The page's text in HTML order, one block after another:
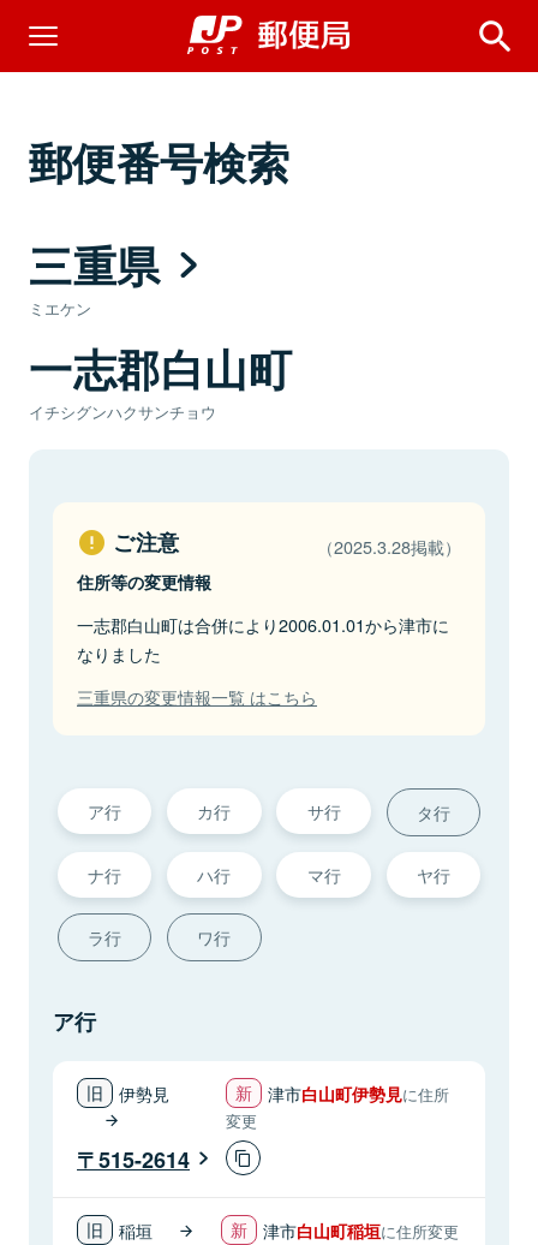
郵便番号検索
三重県
ミエケン
一志郡白山町
イチシグンハクサンチョウ
ご注意 （2025.3.28掲載）
住所等の変更情報
一志郡白山町は合併により2006.01.01から津市に
なりました
三重県の変更情報一覧 はこちら
ア行 カ行 サ行 タ行
ナ行 ハ行 マ行 ヤ行
ラ行 ワ行
ア行
伊勢見 津市白山町伊勢見に住所
変更
515-2614
稲垣 津市白山町稲垣に住所変更